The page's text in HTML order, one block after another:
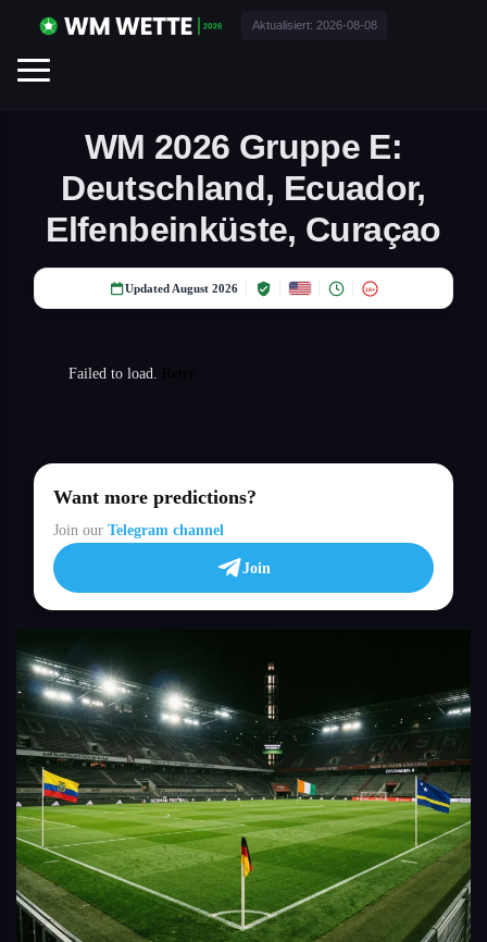
Aktualisiert: 2026-08-08
WM 2026 Gruppe E:
Deutschland, Ecuador,
Elfenbeinküste, Curaçao
Updated August 2026 18+
Failed to load.
Want more predictions?
Join our Telegram channel
Join